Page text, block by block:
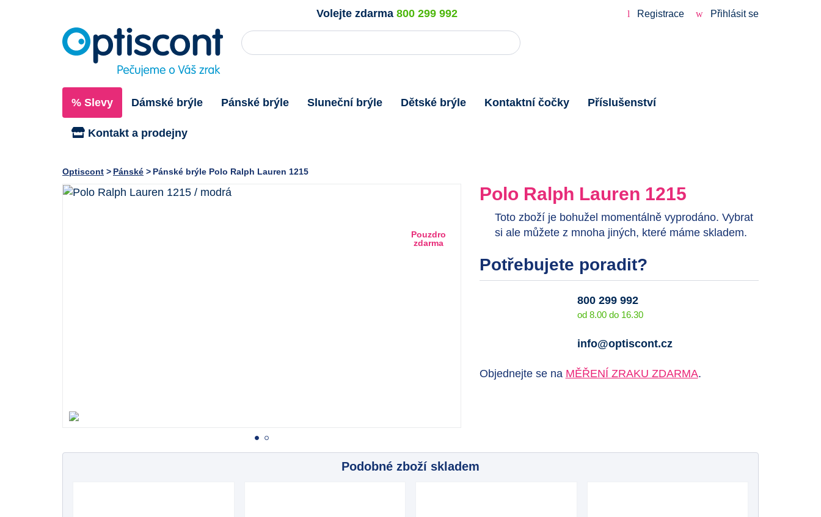
Volejte zdarma800 299 992 Registrace Přihlásit se
% Slevy Dámské brýle Pánské brýle Sluneční brýle Dětské brýle Kontaktní čočky Příslušenství
Kontakt a prodejny
Optiscont Pánské Pánské brýle Polo Ralph Lauren 1215
Pouzdro
zdarma
Polo Ralph Lauren 1215
Toto zboží je bohužel momentálně vyprodáno. Vybrat
si ale můžete z mnoha jiných, které máme skladem.
Potřebujete poradit?
800 299 992
od 8.00 do 16.30
info@optiscont.cz
Objednejte se na MĚŘENÍ ZRAKU ZDARMA.
Podobné zboží skladem